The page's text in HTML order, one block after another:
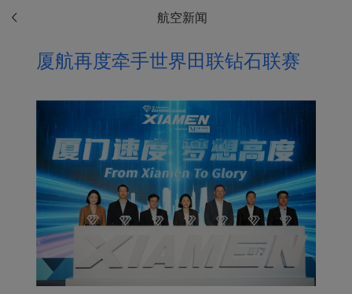
航空新闻
厦航再度牵手世界田联钻石联赛